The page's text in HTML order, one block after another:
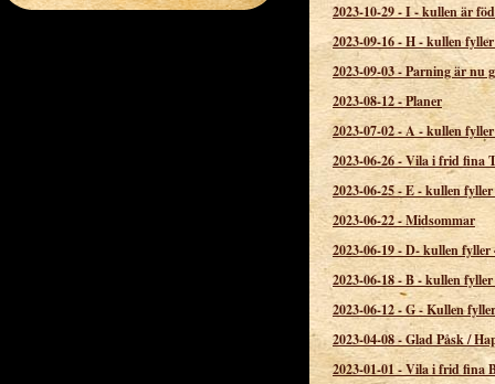
2023-10-29-I - kullen är
2023-09-16-H - kullen
2023-09-03-Parning är nu
2023-08-12-Planer
2023-07-02-A - kullen
2023-06-26-Vila i frid fina
2023-06-25-E - kullen
2023-06-22-Midsommar
2023-06-19-D- kullen fyller
2023-06-18-B - kullen fyller
2023-06-12-G - Kullen
2023-04-08-Glad Påsk /
2023-01-01-Vila i frid fina